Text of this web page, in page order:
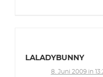
LALADYBUNNY
8. Juni 2009 in